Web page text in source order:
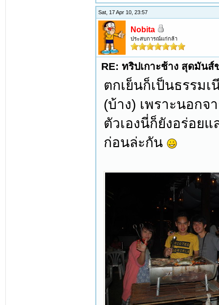
Sat, 17 Apr 10, 23:57
Nobita
ประสบการณ์แก่กล้า
RE: ทริปเกาะช้าง สุดมันส์
ตกเย็นก็เป็นธรรม
(บ้าง) เพราะนอกจ
ตัวเองนี่ก็ยังอร่อย
ก่อนล่ะกัน